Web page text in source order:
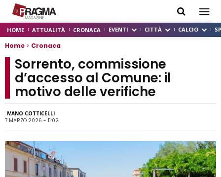
HOME ATTUALITÀ CRONACA EVENTI CITTÀ CALCIO
Home Cronaca
Sorrento, commissione
d’accesso al Comune: il
motivo delle verifiche
IVANO COTTICELLI
7 MARZO 2026 - 11:02